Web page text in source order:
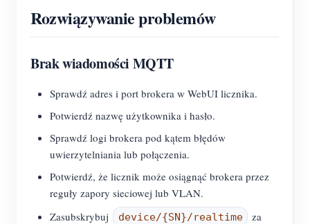
Rozwiązywanie problemów
Brak wiadomości MQTT
Sprawdź adres i port brokera w WebUI licznika.
Potwierdź nazwę użytkownika i hasło.
Sprawdź logi brokera pod kątem błędów
uwierzytelniania lub połączenia.
Potwierdź, że licznik może osiągnąć brokera przez
reguły zapory sieciowej lub VLAN.
Zasubskrybuj
device/{SN}/realtime
za